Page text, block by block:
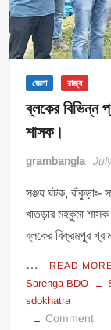
জেলা রাজ্য
ব্লকের বিভিন্ন
শাসক।
grambangla
সঞ্জয় ঘটক, বাঁকুড়াঃ-
খাতড়ার মহকুমা
ব্লকের বিক্রমপুর
… READ
Sarenga BDO
sdokhatra
Commenton